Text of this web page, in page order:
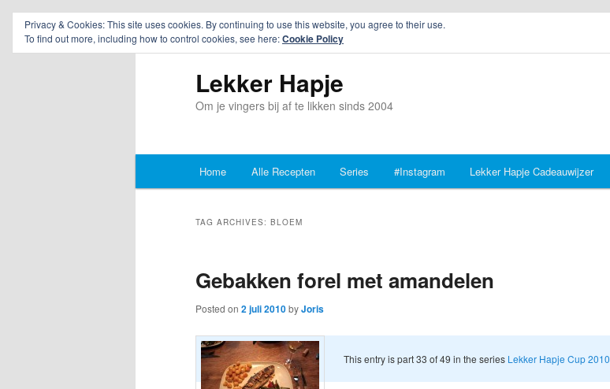
Lekker Hapje
Om je vingers bij af te likken sinds 2004
Skip
content
Skip
content
Home Alle Recepten Series #Instagram Lekker Hapje Cadeauwijzer
TAG ARCHIVES: BLOEM
Gebakken forel met amandelen
Posted on 2 juli 2010byJoris
This entry is part 33 of 49 in the series Lekker Hapje Cup 2010
Privacy & Cookies: This site uses cookies. By continuing to use this website, you agree to their use.
To find out more, including how to control cookies, see here:Cookie Policy